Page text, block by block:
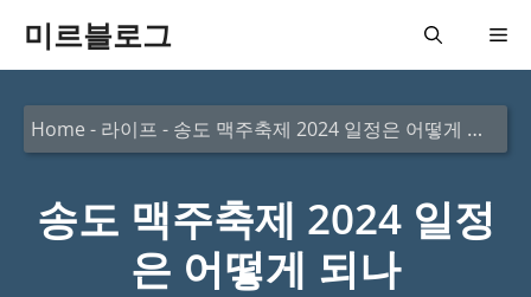
미르블로그 메
뉴
Home - 라이프 - 송도 맥주축제 2024 일정은 어떻게 되나
송도 맥주축제 2024 일정
은 어떻게 되나